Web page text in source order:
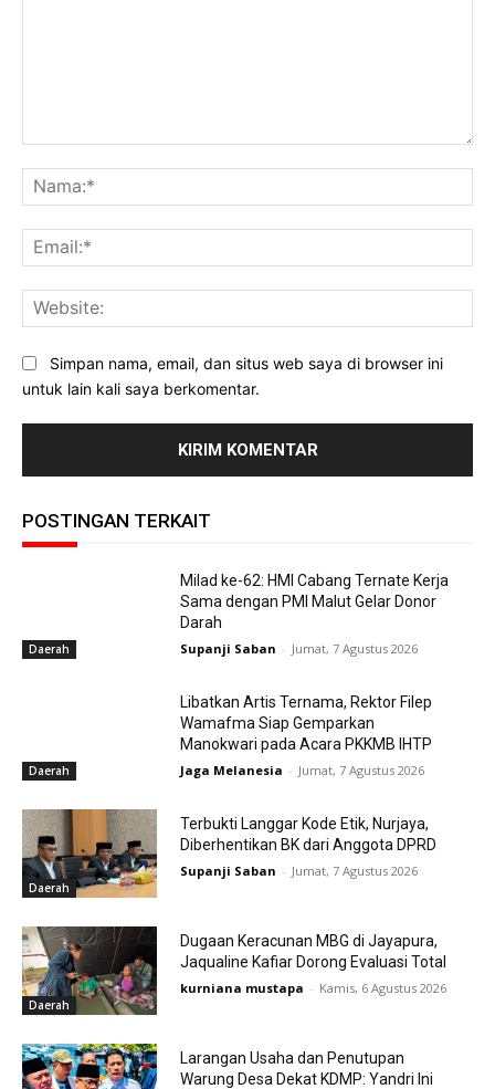
Simpan nama, email, dan situs web saya di browser ini
untuk lain kali saya berkomentar.
POSTINGAN TERKAIT
Daerah
Milad ke-62: HMI Cabang Ternate Kerja
Sama dengan PMI Malut Gelar Donor
Darah
Supanji Saban - Jumat, 7 Agustus 2026
Daerah
Libatkan Artis Ternama, Rektor Filep
Wamafma Siap Gemparkan
Manokwari pada Acara PKKMB IHTP
Jaga Melanesia - Jumat, 7 Agustus 2026
Daerah
Terbukti Langgar Kode Etik, Nurjaya,
Diberhentikan BK dari Anggota DPRD
Supanji Saban - Jumat, 7 Agustus 2026
Daerah
Dugaan Keracunan MBG di Jayapura,
Jaqualine Kafiar Dorong Evaluasi Total
kurniana mustapa - Kamis, 6 Agustus 2026
Larangan Usaha dan Penutupan
Warung Desa Dekat KDMP: Yandri Ini